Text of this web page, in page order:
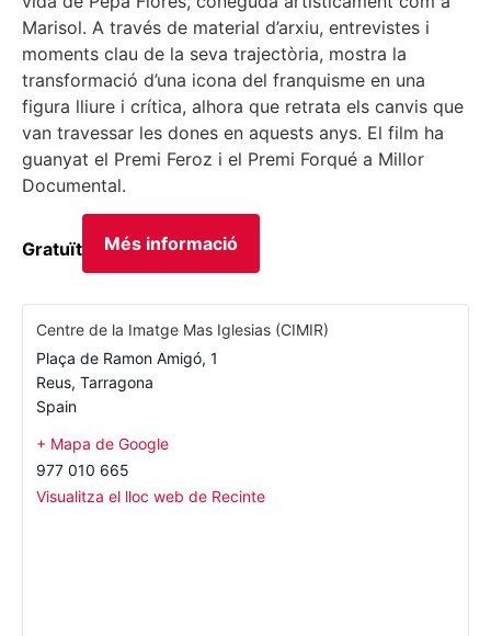
Marisol. A través de material d’arxiu, entrevistes i
moments clau de la seva trajectòria, mostra la
transformació d’una icona del franquisme en una
figura lliure i crítica, alhora que retrata els canvis que
van travessar les dones en aquests anys. El film ha
guanyat el Premi Feroz i el Premi Forqué a Millor
Documental.
Gratuït Més informació
Centre de la Imatge Mas Iglesias (CIMIR)
Plaça de Ramon Amigó, 1
Reus, Tarragona
Spain
+ Mapa de Google
977 010 665
Visualitza el lloc web de Recinte